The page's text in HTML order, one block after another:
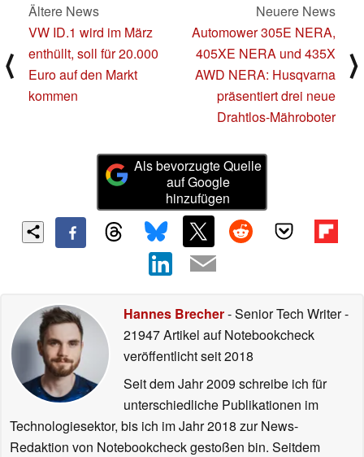
⟨
Ältere News
VW ID.1 wird im März
enthüllt, soll für 20.000
Euro auf den Markt
kommen
Neuere News
Automower 305E NERA,
405XE NERA und 435X
AWD NERA: Husqvarna
präsentiert drei neue
Drahtlos-Mähroboter
⟩
Als bevorzugte Quelle
auf Google
hinzufügen
Hannes Brecher- Senior Tech Writer-
21947 Artikel auf Notebookcheck
veröffentlichtseit 2018
Seit dem Jahr 2009 schreibe ich für
unterschiedliche Publikationen im
Technologiesektor, bis ich im Jahr 2018 zur News-
Redaktion von Notebookcheck gestoßen bin. Seitdem